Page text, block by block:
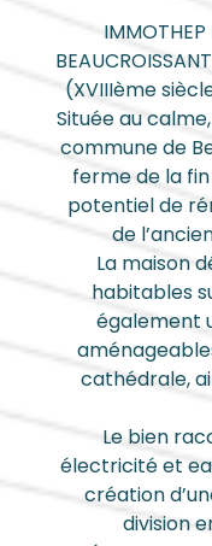
(XVIIIème
Située au
commune de
ferme de la
potentiel de
de
La maison
habitables
également
cathédrale,
Le bien
électricité et
création
division